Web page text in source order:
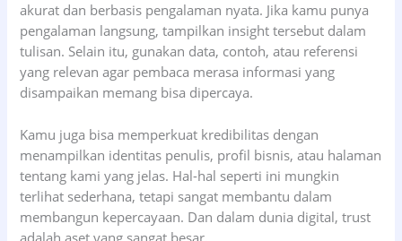
akurat dan berbasis pengalaman nyata. Jika kamu punya
pengalaman langsung, tampilkan insight tersebut dalam
tulisan. Selain itu, gunakan data, contoh, atau referensi
yang relevan agar pembaca merasa informasi yang
disampaikan memang bisa dipercaya.
Kamu juga bisa memperkuat kredibilitas dengan
menampilkan identitas penulis, profil bisnis, atau halaman
tentang kami yang jelas. Hal-hal seperti ini mungkin
terlihat sederhana, tetapi sangat membantu dalam
membangun kepercayaan. Dan dalam dunia digital, trust
adalah aset yang sangat besar.